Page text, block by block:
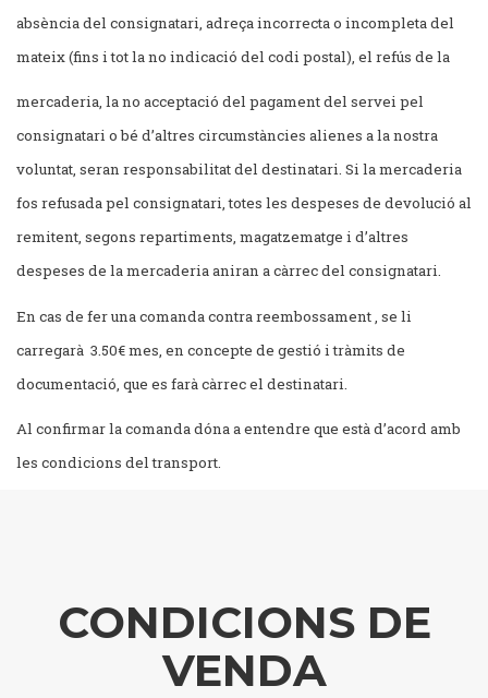
absència del consignatari, adreça incorrecta o incompleta del
mateix (fins i tot la no indicació del codi postal), el refús de la
mercaderia, la no acceptació del pagament del servei pel
consignatari o bé d’altres circumstàncies alienes a la nostra
voluntat, seran responsabilitat del destinatari. Si la mercaderia
fos refusada pel consignatari, totes les despeses de devolució al
remitent, segons repartiments, magatzematge i d’altres
despeses de la mercaderia aniran a càrrec del consignatari.
En cas de fer una comanda contra reembossament , se li
carregarà 3.50€ mes, en concepte de gestió i tràmits de
documentació, que es farà càrrec el destinatari.
Al confirmar la comanda dóna a entendre que està d’acord amb
les condicions del transport.
CONDICIONS DE
VENDA